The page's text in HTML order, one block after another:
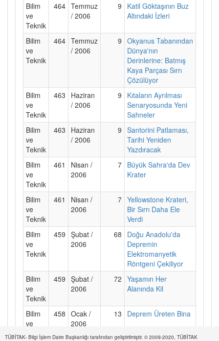
Bilim
ve
Teknik
464 Temmuz
/ 2006
9
Katil Göktaşının Buz
Altındaki İzleri
Bilim
ve
Teknik
464 Temmuz
/ 2006
9 Okyanus Tabanından
Dünya'nın
Derinlerine: Batmış
Kaya Parçası Sırrı
Çözülüyor
Bilim
ve
Teknik
463
Haziran
/ 2006
9
Kıtaların Ayrılması
Senaryosunda Yeni
Sahneler
Bilim
ve
Teknik
463
Haziran
/ 2006
9 Santorini Patlaması,
Tarihi Yeniden
Yazdıracak
Bilim
ve
Teknik
461
Nisan /
2006
7 Büyük Sahra'da Dev
Krater
Bilim
ve
Teknik
461
Nisan /
2006
7 Yellowstone Krateri,
Bir Sırrı Daha Ele
Verdi
Bilim
ve
Teknik
459 Şubat /
2006
68
Doğu Anadolu'da
Depremin
Elektromanyetik
Röntgeni Çekiliyor
Bilim
ve
Teknik
459 Şubat /
2006
72 Yaşamın Her
Alanında Kil
Bilim
ve
Teknik
458 Ocak /
2006
13 Deprem Üreten Bina
TÜBİTAK- Bilgi İşlem Daire Başkanlığı tarafından geliştirilmiştir. © 2009-2020, TÜBİTAK